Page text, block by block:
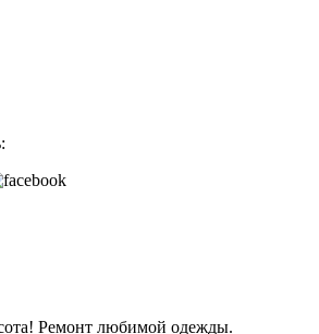
Ремонт любимой одежды.